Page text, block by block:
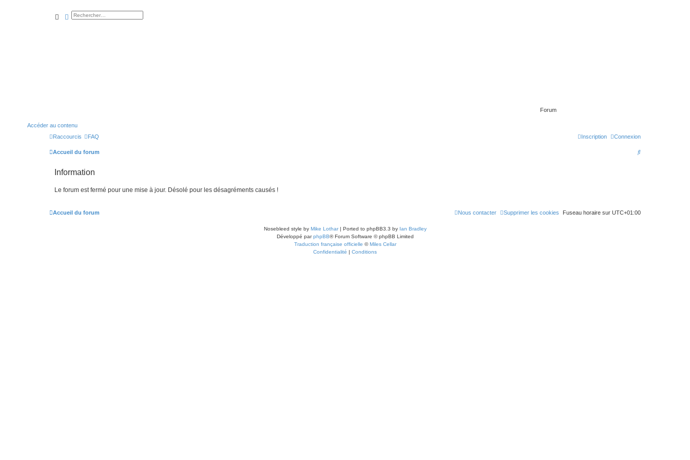
Forum
Accéder au contenu
rechercher
rechercheavancée
Raccourcis FAQ Connexion
Inscription
Accueil du forum
R
r
Information
Le forum est fermé pour une mise à jour. Désolé pour les désagréments causés !
Accueil du forum Fuseau horaire sur UTC+01:00
Supprimer les cookies
Nous contacter
Nosebleed style by Mike Lothar| Ported to phpBB3.3 by Ian Bradley
Développé parphpBB® Forum Software © phpBB Limited
Traduction française officielle ©Miles Cellar
Confidentialité | Conditions